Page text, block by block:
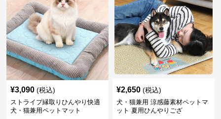
¥3,090 (税込)
ストライプ縁取りひんやり快適
犬・猫兼用ペットマット
¥2,650 (税込)
犬・猫兼用 涼感藤素材ペットマ
ット 夏用ひんやりござ